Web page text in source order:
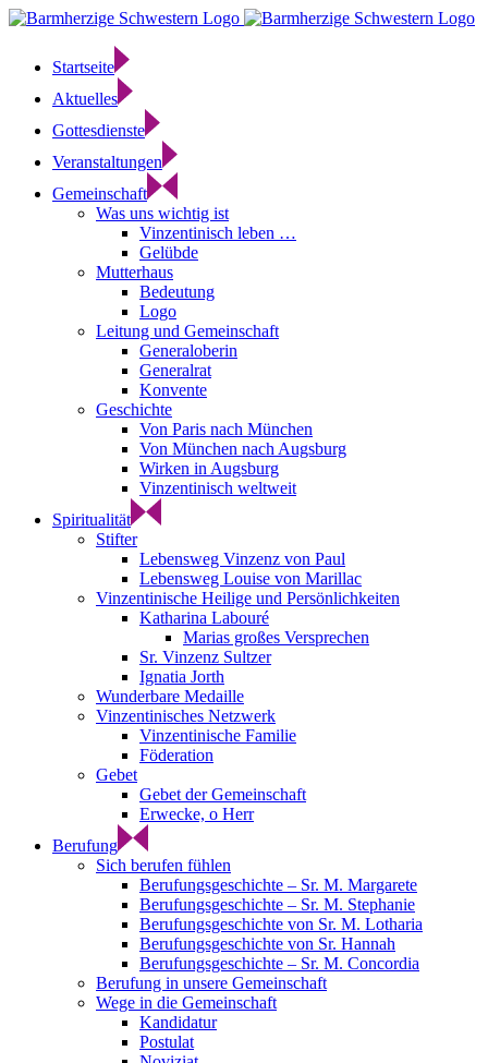
Zum
Startseite
Aktuelles
Gottesdienste
Veranstaltungen
Gemeinschaft
Was uns wichtig ist
Vinzentinisch leben …
Gelübde
Mutterhaus
Bedeutung
Logo
Leitung und Gemeinschaft
Generaloberin
Generalrat
Konvente
Geschichte
Von Paris nach München
Von München nach Augsburg
Wirken in Augsburg
Vinzentinisch weltweit
Spiritualität
Stifter
Lebensweg Vinzenz von Paul
Lebensweg Louise von Marillac
Vinzentinische Heilige und Persönlichkeiten
Katharina Labouré
Marias großes Versprechen
Sr. Vinzenz Sultzer
Ignatia Jorth
Wunderbare Medaille
Vinzentinisches Netzwerk
Vinzentinische Familie
Föderation
Gebet
Gebet der Gemeinschaft
Erwecke, o Herr
Berufung
Sich berufen fühlen
Berufungsgeschichte – Sr. M. Margarete
Berufungsgeschichte – Sr. M. Stephanie
Berufungsgeschichte von Sr. M. Lotharia
Berufungsgeschichte von Sr. Hannah
Berufungsgeschichte – Sr. M. Concordia
Berufung in unsere Gemeinschaft
Wege in die Gemeinschaft
Kandidatur
Postulat